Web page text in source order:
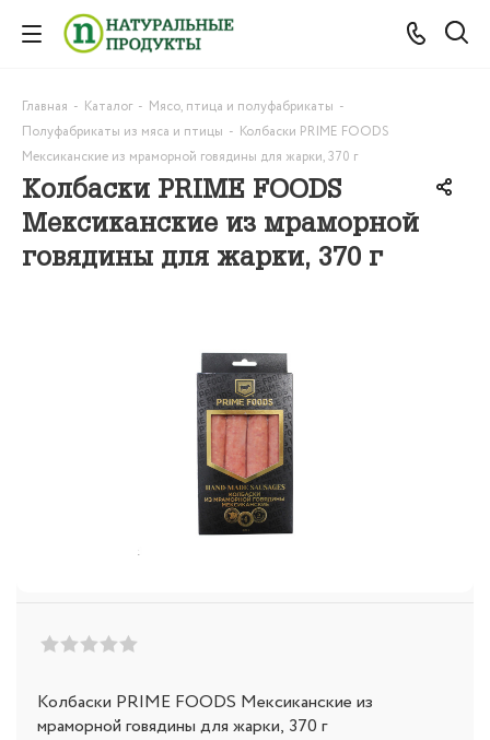
Колбаски PRIME FOODS
Мексиканские из мраморной
говядины для жарки, 370 г
Главная - Каталог - Мясо, птица и полуфабрикаты -
Полуфабрикаты из мяса и птицы - Колбаски PRIME FOODS
Мексиканские из мраморной говядины для жарки, 370 г
Колбаски PRIME FOODS Мексиканские из
мраморной говядины для жарки, 370 г